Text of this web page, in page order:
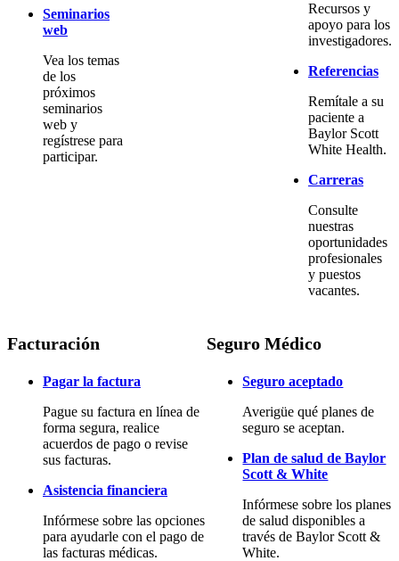
Seminarios
web
Vea los temas
de los
próximos
seminarios
web y
regístrese para
participar.
Recursos y
apoyo para los
investigadores.
Referencias
Remítale a su
paciente a
Baylor Scott
White Health.
Carreras
Consulte
nuestras
oportunidades
profesionales
y puestos
vacantes.
Facturación
Pagar la factura
Pague su factura en línea de
forma segura, realice
acuerdos de pago o revise
sus facturas.
Asistencia financiera
Infórmese sobre las opciones
para ayudarle con el pago de
las facturas médicas.
Seguro Médico
Seguro aceptado
Averigüe qué planes de
seguro se aceptan.
Plan de salud de Baylor
Scott & White
Infórmese sobre los planes
de salud disponibles a
través de Baylor Scott &
White.